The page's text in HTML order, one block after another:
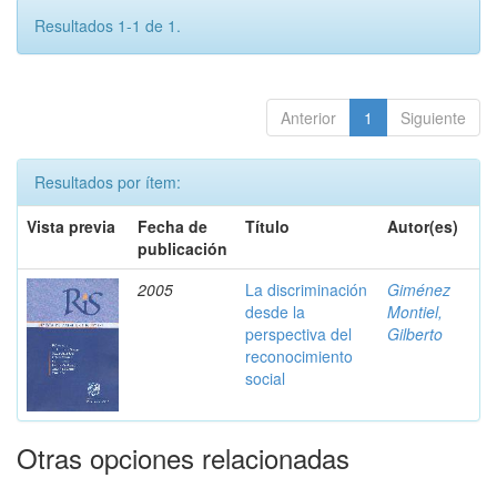
Resultados 1-1 de 1.
Anterior 1 Siguiente
Resultados por ítem:
Vista previa
Fecha de
publicación
Título Autor(es)
2005
La discriminación
desde la
perspectiva del
reconocimiento
social
Giménez
Montiel,
Gilberto
Otras opciones relacionadas